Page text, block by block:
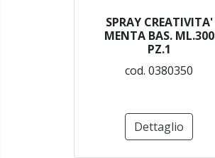
SPRAY CREATIVITA'
MENTA BAS. ML.300
PZ.1
cod. 0380350
Dettaglio